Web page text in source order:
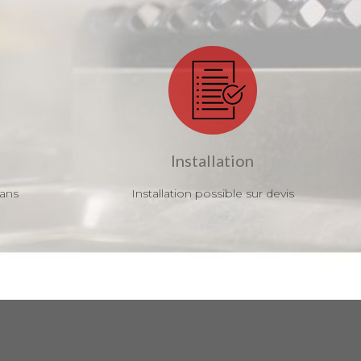
Installation
Installation possible sur devis